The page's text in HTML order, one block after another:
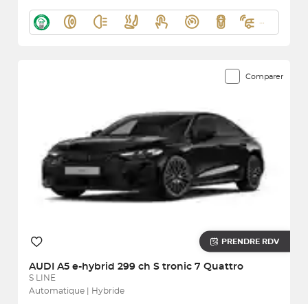
Comparer
PRENDRE RDV
AUDI A5 e-hybrid 299 ch S tronic 7 Quattro
S LINE
Automatique | Hybride